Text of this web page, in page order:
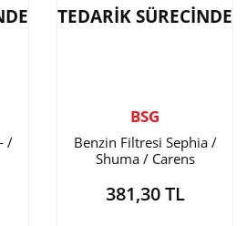
/
TEDARİK SÜRECİNDE
BSG
Benzin Filtresi Sephia /
Shuma / Carens
381,30 TL